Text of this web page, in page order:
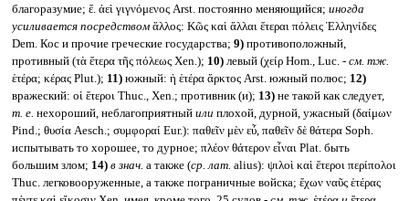
благоразумие; ἕ. ἀεὶ γιγνόμενος Arst. постоянно меняющийся; иногда
усиливается посредствомἄλλος: Κῶς καὶ ἄλλαι ἕτεραι πόλεις Ἑλληνίδες
Dem. Кос и прочие греческие государства; 9)противоположный,
противный (τὰ ἕτερα τῆς πόλεως Xen.); 10)левый (χείρ Hom., Luc. - см. тж.
ἑτέρα; κέρας Plut.); 11)южный: ἡ ἑτέρα ἄρκτος Arst. южный полюс; 12)
вражеский: οἱ ἕτεροι Thuc., Xen.; противник (и); 13)не такой как следует,
т. е. нехороший, неблагоприятный или плохой, дурной, ужасный (δαίμων
Pind.; θυσία Aesch.; συμφοραί Eur.): παθεῖν μὲν εὖ, παθεῖν δὲ θάτερα Soph.
испытывать то хорошее, то дурное; πλέον θάτερον εἶναι Plat. быть
большим злом; 14) в знач. а также (ср. лат. alius): ψιλοὶ καὶ ἕτεροι περίπολοι
Thuc. легковооруженные, а также пограничные войска; ἔχων ναῦς ἑτέρας